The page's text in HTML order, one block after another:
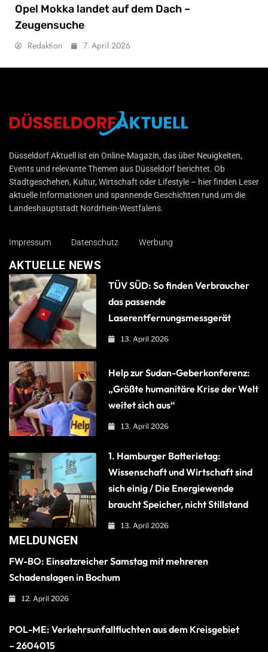
Opel Mokka landet auf dem Dach –
Zeugensuche
Redaktion 7. April 2026
Düsseldorf Aktuell
Düsseldorf Aktuell ist ein Online-Magazin, das über Neuigkeiten,
Events und relevante Themen aus Düsseldorf berichtet. Ob
Stadtgeschehen, Kultur, Wirtschaft oder Lifestyle – hier finden Leser
aktuelle Informationen und spannende Geschichten rund um die
Landeshauptstadt Nordrhein-Westfalens.
Impressum Datenschutz Werbung
AKTUELLE NEWS
TÜV SÜD: So finden Verbraucher
das passende
Laserentfernungsmessgerät
13. April 2026
Help zur Sudan-Geberkonferenz:
„Größte humanitäre Krise der Welt
weitet sich aus“
13. April 2026
1. Hamburger Batterietag:
Wissenschaft und Wirtschaft sind
sich einig / Die Energiewende
braucht Speicher, nicht Stillstand
13. April 2026
MELDUNGEN
FW-BO: Einsatzreicher Samstag mit mehreren
Schadenslagen in Bochum
12. April 2026
POL-ME: Verkehrsunfallfluchten aus dem Kreisgebiet
– 2604015